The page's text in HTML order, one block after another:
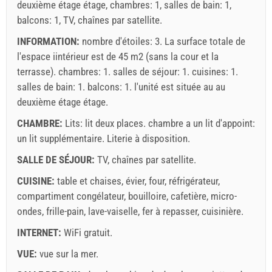
30.06. / 01.09. - 31.12.): 5 EUR (once - par_person)
Termes et conditions du fournisseur
Réservez et attendez la confirmation
Si vous ne souhaitez pas réserver immédiatement et que
cliquer sur "Envoyez une demande".
deuxième étage étage, chambres: 1, salles de bain: 1,
balcons: 1, TV, chaînes par satellite.
INFORMATION: nombre d'étoiles: 3. La surface totale de
l'espace iintérieur est de 45 m2 (sans la cour et la
terrasse). chambres: 1. salles de séjour: 1. cuisines: 1.
salles de bain: 1. balcons: 1. l'unité est située au au
deuxième étage étage.
CHAMBRE: Lits: lit deux places. chambre a un lit d'appoint:
un lit supplémentaire. Literie à disposition.
SALLE DE SÉJOUR: TV, chaînes par satellite.
CUISINE: table et chaises, évier, four, réfrigérateur,
compartiment congélateur, bouilloire, cafetière, micro-
ondes, frille-pain, lave-vaiselle, fer à repasser, cuisinière.
INTERNET: WiFi gratuit.
VUE: vue sur la mer.